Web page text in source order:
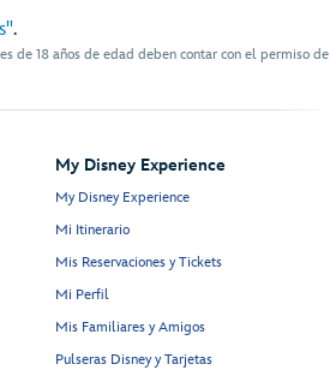
.
de 18 años de edad deben contar con el permiso de
My Disney Experience
My Disney Experience
Mi Itinerario
Mis Reservaciones y Tickets
Mi Perfil
Mis Familiares y Amigos
Pulseras Disney y Tarjetas